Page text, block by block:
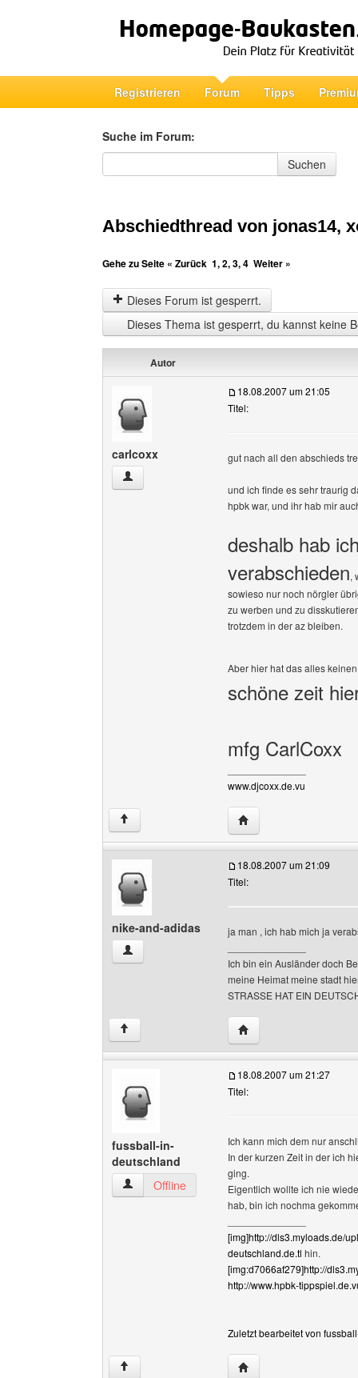
Registrieren Forum Tipps
Suche im Forum:
Suche im Forum
Suchen
Abschiedthread von jonas14,
Gehe zu Seite « Zurück 1,2,3,4 Weiter »
Dieses Forum ist gesperrt.
Dieses Thema ist gesperrt, du kannst keine
Autor
carlcoxx
carlcoxx Benutzer-Profile anzeigen
18.08.2007 um 21:05
Titel:
gut nach all den abschieds
und ich finde es sehr traurig
hpbk war, und ihr hab mir
deshalb hab
verabschieden,
sowieso nur noch nörgler
zu werben und zu
trotzdem in der az bleiben.
Aber hier hat das alles
schöne zeit
mfg CarlCoxx
www.djcoxx.de.vu
↑ Website dieses
nike-and-adidas
nike-and-adidas Benutzer-Profile anzeigen
18.08.2007 um 21:09
Titel:
ja man , ich hab mich ja
Ich bin ein Ausländer doch
meine Heimat meine stadt
STRASSE HAT EIN
↑ Website dieses
fussball-in-
deutschland
fussball-in-deutschland Benutzer-Profile
Offline
18.08.2007 um 21:27
Titel:
Ich kann mich dem nur
In der kurzen Zeit in der ich
ging.
Eigentlich wollte ich nie
hab, bin ich nochma
[img]http://dls3.myloads.de/
deutschland.de.tl hin.
[img:d7066af279]http://
http://www.hpbk-
Zuletzt bearbeitet von
↑ Website dieses